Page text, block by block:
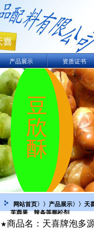
产品展示 资质证书
网站首页〉〉 产品展示〉〉天
芙蓉果、辣条等膨松剂
★商品名：天喜牌泡多